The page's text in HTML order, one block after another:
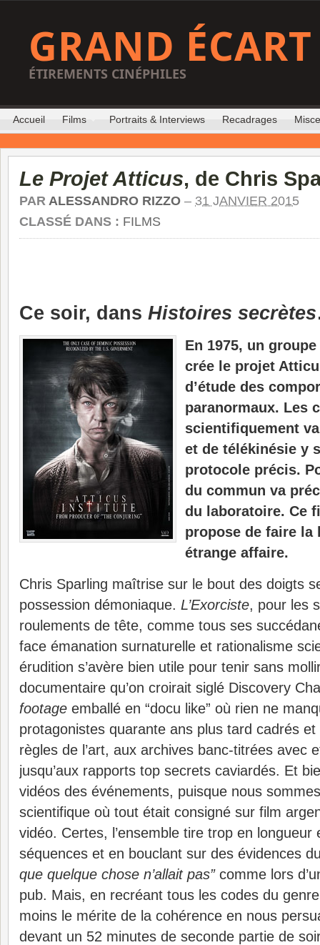
GRAND ÉCART
ÉTIREMENTS CINÉPHILES
Accueil Films Portraits & Interviews Recadrages
Le Projet Atticus, de Chris
PAR ALESSANDRO RIZZO – 31 JANVIER 2015
CLASSÉ DANS : FILMS
Ce soir, dans Histoires secrètes
En 1975, un
crée le projet
d’étude des
paranormaux. Les
scientifiquement
et de télékinésie y
protocole précis.
du commun va
du laboratoire. Ce
propose de faire la
étrange affaire.
Chris Sparling maîtrise sur le bout des doigts
possession démoniaque. L’Exorciste, pour les
roulements de tête, comme tous ses
face émanation surnaturelle et rationalisme
érudition s’avère bien utile pour tenir sans
documentaire qu’on croirait siglé Discovery
footage emballé en “docu like” où rien ne
protagonistes quarante ans plus tard cadrés
règles de l’art, aux archives banc-titrées avec
jusqu’aux rapports top secrets caviardés. Et
vidéos des événements, puisque nous
scientifique où tout était consigné sur film
vidéo. Certes, l’ensemble tire trop en
séquences et en bouclant sur des évidences
que quelque chose n’allait pas”comme lors
pub. Mais, en recréant tous les codes du
moins le mérite de la cohérence en nous
devant un 52 minutes de seconde partie de